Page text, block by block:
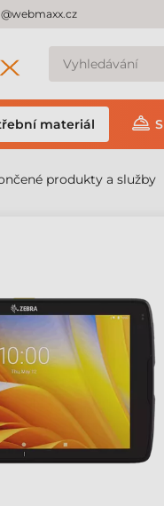
materiál
produkty a služby